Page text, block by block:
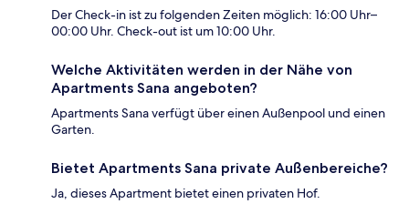
Der Check-in ist zu folgenden Zeiten möglich: 16:00 Uhr–
00:00 Uhr. Check-out ist um 10:00 Uhr.
Welche Aktivitäten werden in der Nähe von
Apartments Sana angeboten?
Apartments Sana verfügt über einen Außenpool und einen
Garten.
Bietet Apartments Sana private Außenbereiche?
Ja, dieses Apartment bietet einen privaten Hof.